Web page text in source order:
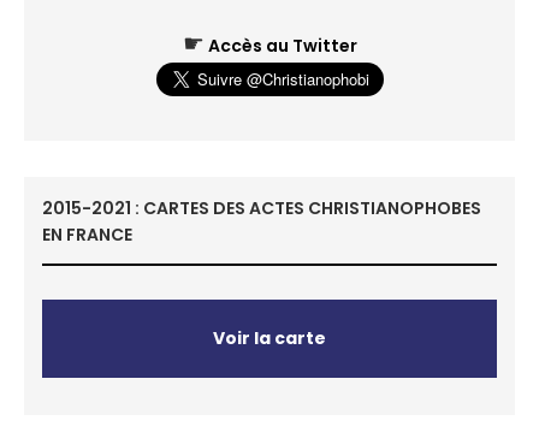
☛ Accès au Twitter
2015-2021 : CARTES DES ACTES CHRISTIANOPHOBES
EN FRANCE
Voir la carte